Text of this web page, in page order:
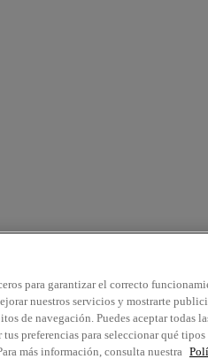
para garantizar el correcto
nuestros servicios y mostrarte
de navegación. Puedes aceptar todas
preferencias para seleccionar qué tipos
más información, consulta nuestra